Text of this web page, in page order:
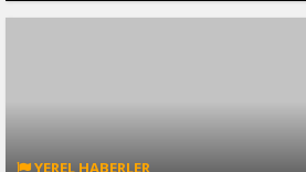
YEREL HABERLER